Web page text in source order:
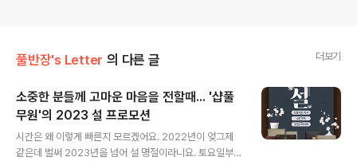
풀반장's Letter 의 다른 글 더보기
소중한 분들께 고마운 마음을 전할때... '샵풀
무원'의 2023 설 프로모션
시간은 왜 이렇게 빠른지 모르겠어요. 2022년이 엊그제
같은데 벌써 2023년을 넘어 설 명절이라니요. 토요일부터